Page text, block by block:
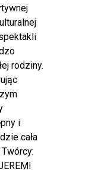
rodziny.
i
cała